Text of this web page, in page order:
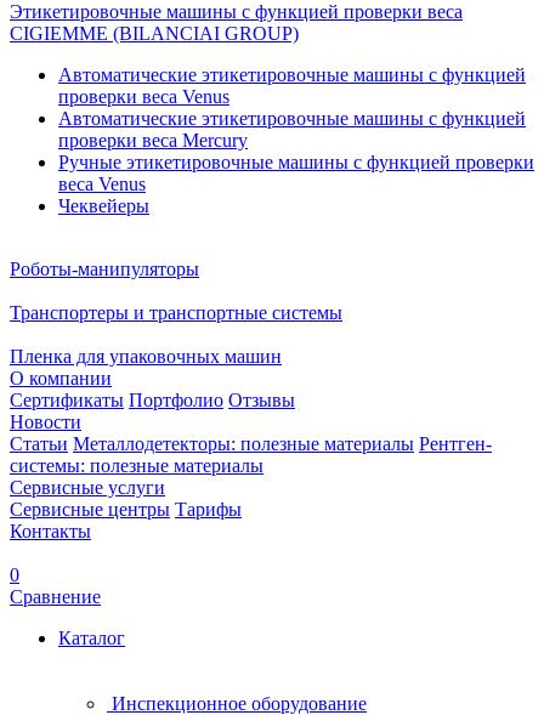
Этикетировочные машины с функцией проверки веса
CIGIEMME (BILANCIAI GROUP)
Автоматические этикетировочные машины с функцией
проверки веса Venus
Автоматические этикетировочные машины с функцией
проверки веса Mercury
Ручные этикетировочные машины с функцией проверки
веса Venus
Чеквейеры
Роботы-манипуляторы
Транспортеры и транспортные системы
Пленка для упаковочных машин
О компании
Сертификаты Портфолио Отзывы
Новости
Статьи Металлодетекторы: полезные материалы Рентген-
системы: полезные материалы
Сервисные услуги
Сервисные центры Тарифы
Контакты
0
Сравнение
Каталог
Инспекционное оборудование